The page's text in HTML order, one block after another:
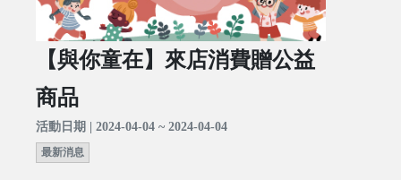
【與你童在】來店消費贈公益
商品
活動日期 | 2024-04-04 ~ 2024-04-04
最新消息